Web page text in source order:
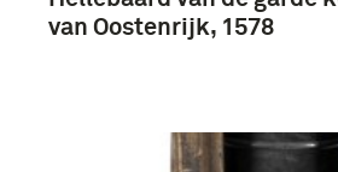
Ablaing van Giessenburg,
van Oostenrijk, 1578